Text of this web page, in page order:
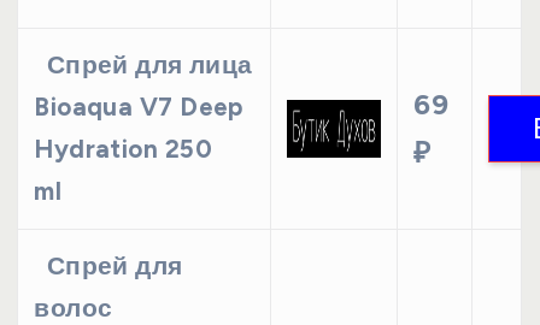
Спрей для лица
Bioaqua V7 Deep
Hydration 250
ml
69
₽
Спрей для
волос